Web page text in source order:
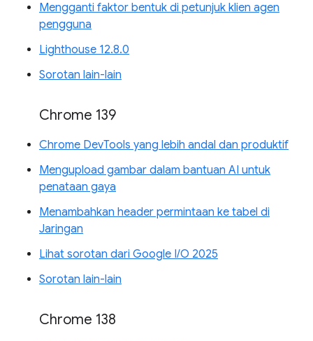
Mengganti faktor bentuk di petunjuk klien agen
pengguna
Lighthouse 12.8.0
Sorotan lain-lain
Chrome 139
Chrome DevTools yang lebih andal dan produktif
Mengupload gambar dalam bantuan AI untuk
penataan gaya
Menambahkan header permintaan ke tabel di
Jaringan
Lihat sorotan dari Google I/O 2025
Sorotan lain-lain
Chrome 138